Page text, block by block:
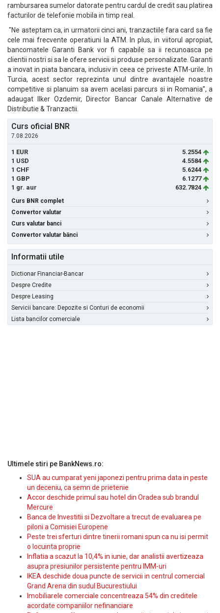
rambursarea sumelor datorate pentru cardul de credit sau platirea
facturilor de telefonie mobila in timp real.
"Ne asteptam ca, in urmatorii cinci ani, tranzactiile fara card sa fie
cele mai frecvente operatiuni la ATM. In plus, in viitorul apropiat,
bancomatele Garanti Bank vor fi capabile sa ii recunoasca pe
clientii nostri si sa le ofere servicii si produse personalizate. Garanti
a inovat in piata bancara, inclusiv in ceea ce priveste ATM-urile. In
Turcia, acest sector reprezinta unul dintre avantajele noastre
competitive si planuim sa avem acelasi parcurs si in Romania”, a
adaugat Ilker Ozdemir, Director Bancar Canale Alternative de
Distributie & Tranzactii.
Curs oficial BNR
7.08.2026
1 EUR
5.2554
1 USD
4.5584
1 CHF
5.6244
1 GBP
6.1277
1 gr. aur
632.7824
Curs BNR complet
Convertor valutar
Curs valutar banci
Convertor valutar bănci
Informatii utile
Dictionar Financiar-Bancar
Despre Credite
Despre Leasing
Servicii bancare: Depozite si Conturi de economii
Lista bancilor comerciale
Ultimele stiri pe BankNews.ro:
SUA au cumparat yeni japonezi pentru prima data in peste
un deceniu, ca semn de prietenie
Accor deschide primul sau hotel din Oradea sub brandul
Mercure
Banca de Investitii si Dezvoltare a trecut de evaluarea pe
piloni a Comisiei Europene
Peste trei sferturi dintre tinerii romani spun ca nu isi permit
o locuinta proprie
Inflatia a scazut la 10,4% in iunie, dar analistii avertizeaza
asupra presiunilor persistente pentru IMM-uri
IKEA deschide doua puncte de servicii in centrul comercial
Grand Arena din sudul Bucurestiului
Imobiliarele comerciale concentreaza 54% din creditele
acordate companiilor nefinanciare